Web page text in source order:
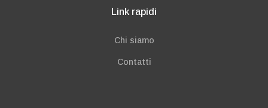
Link rapidi
Chi siamo
Contatti